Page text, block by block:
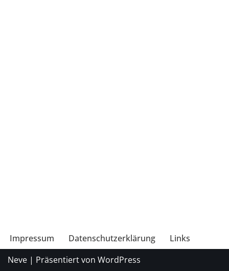
Impressum Datenschutzerklärung
Links
Neve | Präsentiert von WordPress